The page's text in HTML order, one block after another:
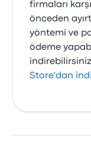
firmaları
önceden
yöntemi ve
ödeme
Store'dan